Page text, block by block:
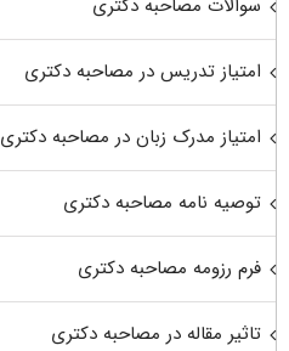
سوالات مصاحبه دکتری
امتیاز تدریس در مصاحبه دکتری
امتیاز مدرک زبان در مصاحبه دکتری
توصیه نامه مصاحبه دکتری
فرم رزومه مصاحبه دکتری
تاثیر مقاله در مصاحبه دکتری